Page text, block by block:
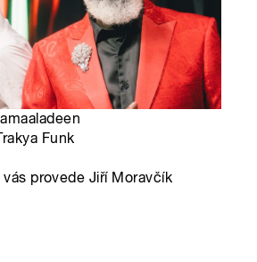
Funk
provede Jiří Moravčík